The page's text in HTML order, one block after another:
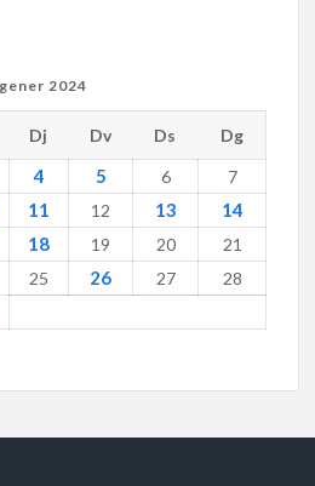
gener 2024
Dj Dv Ds
Dg
4 5 6 7
11 12 13
14
18 19 20 21
25 26 27 28